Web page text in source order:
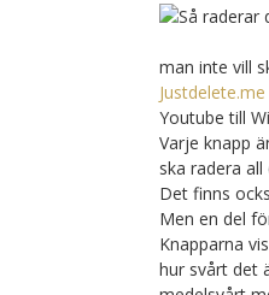
man inte vill
Justdelete.me
Youtube till
Varje knapp
ska radera
Det finns
Men en del
Knapparna
hur svårt det